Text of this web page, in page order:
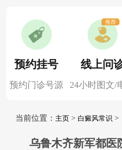
预约挂号
预约门诊号源
线上问
24小时图文/
推荐
当前位置： 主页> 白癜风常识 >
乌鲁木齐新军都医